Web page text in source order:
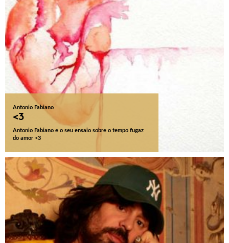
Antonio Fabiano
<3
Antonio Fabiano e o seu ensaio sobre o tempo fugaz
do amor <3